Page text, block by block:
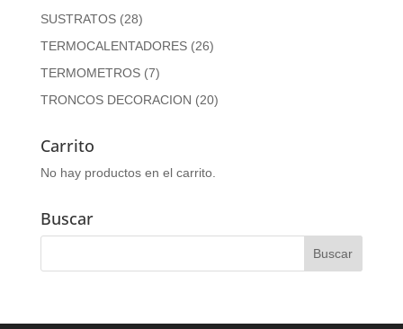
SUSTRATOS (28)
TERMOCALENTADORES (26)
TERMOMETROS (7)
TRONCOS DECORACION (20)
Carrito
No hay productos en el carrito.
Buscar